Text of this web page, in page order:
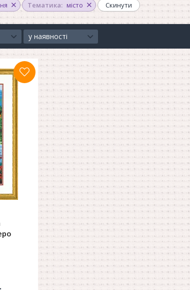
Тематика: місто Скинути
у наявності